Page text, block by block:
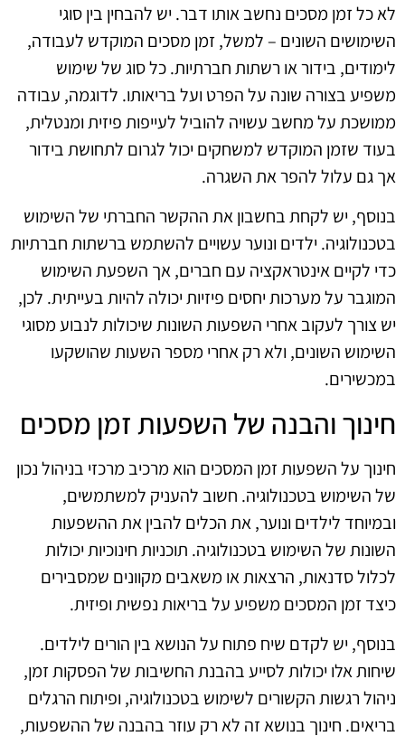
לא כל זמן מסכים נחשב אותו דבר. יש להבחין בין סוגי
השימושים השונים – למשל, זמן מסכים המוקדש לעבודה,
לימודים, בידור או רשתות חברתיות. כל סוג של שימוש
משפיע בצורה שונה על הפרט ועל בריאותו. לדוגמה, עבודה
ממושכת על מחשב עשויה להוביל לעייפות פיזית ומנטלית,
בעוד שזמן המוקדש למשחקים יכול לגרום לתחושת בידור
אך גם עלול להפר את השגרה.
בנוסף, יש לקחת בחשבון את ההקשר החברתי של השימוש
בטכנולוגיה. ילדים ונוער עשויים להשתמש ברשתות חברתיות
כדי לקיים אינטראקציה עם חברים, אך השפעת השימוש
המוגבר על מערכות יחסים פיזיות יכולה להיות בעייתית. לכן,
יש צורך לעקוב אחרי השפעות השונות שיכולות לנבוע מסוגי
השימוש השונים, ולא רק אחרי מספר השעות שהושקעו
במכשירים.
חינוך והבנה של השפעות זמן מסכים
חינוך על השפעות זמן המסכים הוא מרכיב מרכזי בניהול נכון
של השימוש בטכנולוגיה. חשוב להעניק למשתמשים,
ובמיוחד לילדים ונוער, את הכלים להבין את ההשפעות
השונות של השימוש בטכנולוגיה. תוכניות חינוכיות יכולות
לכלול סדנאות, הרצאות או משאבים מקוונים שמסבירים
כיצד זמן המסכים משפיע על בריאות נפשית ופיזית.
בנוסף, יש לקדם שיח פתוח על הנושא בין הורים לילדים.
שיחות אלו יכולות לסייע בהבנת החשיבות של הפסקות זמן,
ניהול רגשות הקשורים לשימוש בטכנולוגיה, ופיתוח הרגלים
בריאים. חינוך בנושא זה לא רק עוזר בהבנה של ההשפעות,